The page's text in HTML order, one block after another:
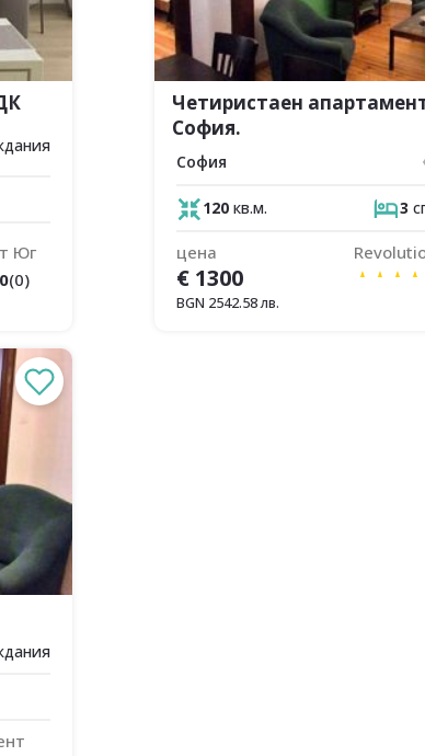
Юг
(0)
Четиристаен
София.
София
120 кв.м. 3
цена
€ 1300
BGN 2542.58лв.